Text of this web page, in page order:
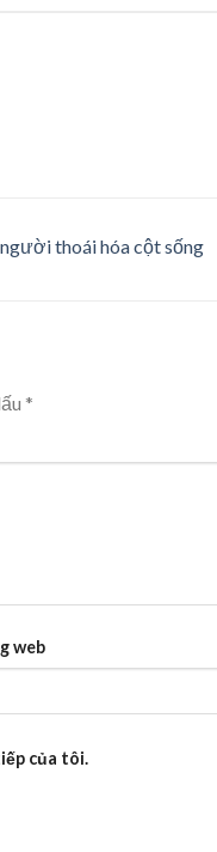
thoái hóa cột sống
*
web
của tôi.